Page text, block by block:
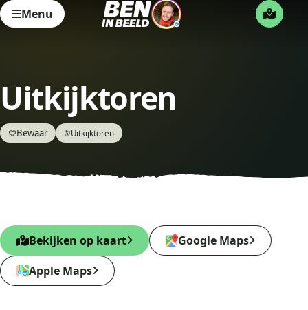
Menu
Uitkijktoren
♡Bewaar 🔭Uitkijktoren
Bekijken op kaart
Google Maps
Apple Maps